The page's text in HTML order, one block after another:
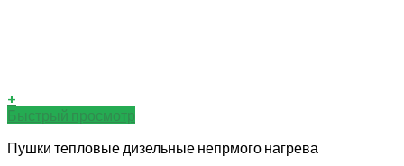
+
Быстрый просмотр
Пушки тепловые дизельные непрмого нагрева